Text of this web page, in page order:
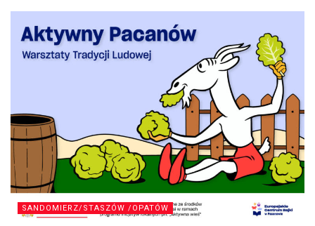
SANDOMIERZ/STASZÓW /OPATÓW